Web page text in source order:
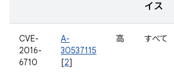
イス
CVE-
2016-
6710
A-
30537115
[2]
高 すべて